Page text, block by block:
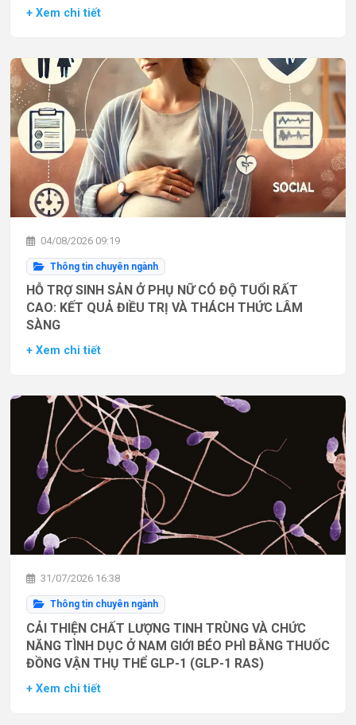
+ Xem chi tiết
04/08/2026 09:19
Thông tin chuyên ngành
HỖ TRỢ SINH SẢN Ở PHỤ NỮ CÓ ĐỘ TUỔI RẤT
CAO: KẾT QUẢ ĐIỀU TRỊ VÀ THÁCH THỨC LÂM
SÀNG
+ Xem chi tiết
31/07/2026 16:38
Thông tin chuyên ngành
CẢI THIỆN CHẤT LƯỢNG TINH TRÙNG VÀ CHỨC
NĂNG TÌNH DỤC Ở NAM GIỚI BÉO PHÌ BẰNG THUỐC
ĐỒNG VẬN THỤ THỂ GLP-1 (GLP-1 RAS)
+ Xem chi tiết